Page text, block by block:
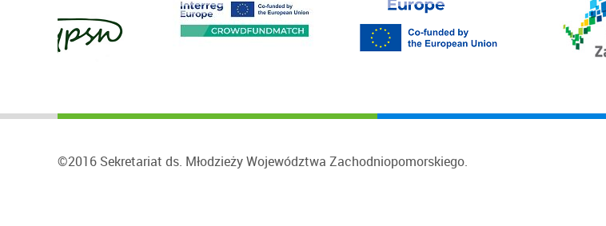
©2016 Sekretariat ds. Młodzieży Województwa Zachodniopomorskiego.